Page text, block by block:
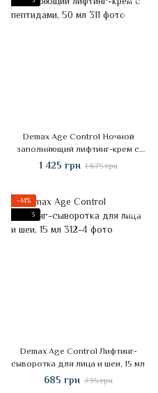
Demax Age Control Ночной
заполняющий лифтинг-крем с
пептидами, 50 мл
1 425 грн 1 675 грн
−14%
3
Demax Age Control Лифтинг-
сыворотка для лица и шеи, 15 мл
685 грн 795 грн